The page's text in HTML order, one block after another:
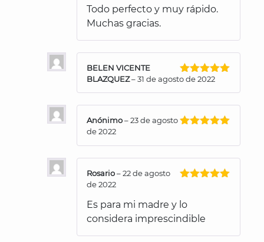
Todo perfecto y muy rápido.
Muchas gracias.
Valorado
con5de 5
BELEN VICENTE
BLAZQUEZ–31 de agosto de 2022
con5de 5
Anónimo–23 de agosto
de 2022
Rosario–22 de agosto
de 2022
Es para mi madre y lo
considera imprescindible